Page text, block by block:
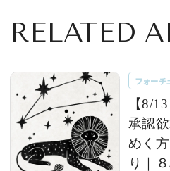
RELATED
フォーチ
【8/
承認
めく
り｜